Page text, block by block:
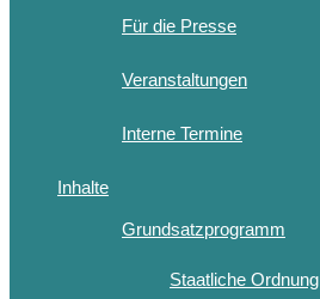
Für die Presse
Veranstaltungen
Interne Termine
Inhalte
Grundsatzprogramm
Staatliche Ordnung